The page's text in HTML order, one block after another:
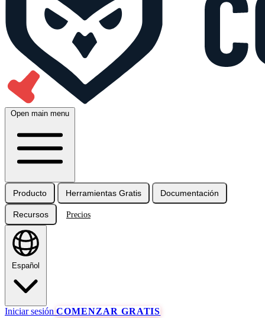
Open main menu
Producto Herramientas Gratis Documentación
Recursos Precios
Español
Iniciar sesión COMENZAR GRATIS